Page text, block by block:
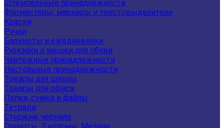
Штемпельные принадлежности
Фломастеры, маркеры и текстовыделители
Краски
Ручки
Блокноты и ежедневники
Рюкзаки и мешки для обуви
Чертежные принадлежности
Настольные принадлежности
Товары для школы
Товары для офиса
Папки, сумки и файлы
Тетради
Стержни, чернила